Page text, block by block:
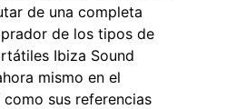
de una completa
de los tipos de
Ibiza Sound
mismo en el
como sus referencias